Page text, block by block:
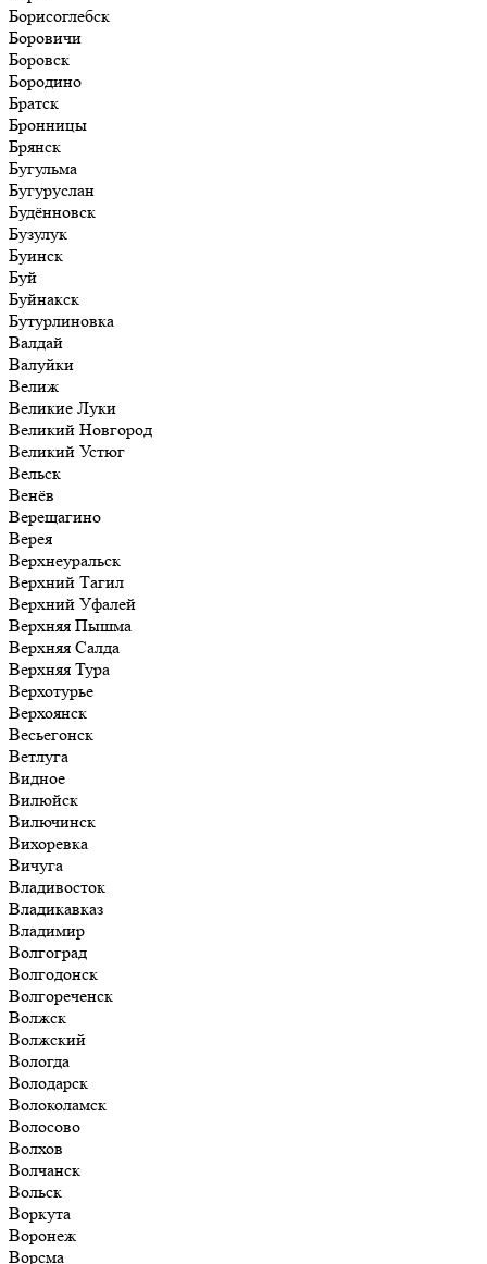
Борисоглебск
Боровичи
Боровск
Бородино
Братск
Бронницы
Брянск
Бугульма
Бугуруслан
Будённовск
Бузулук
Буинск
Буй
Буйнакск
Бутурлиновка
Валдай
Валуйки
Велиж
Великие Луки
Великий Новгород
Великий Устюг
Вельск
Венёв
Верещагино
Верея
Верхнеуральск
Верхний Тагил
Верхний Уфалей
Верхняя Пышма
Верхняя Салда
Верхняя Тура
Верхотурье
Верхоянск
Весьегонск
Ветлуга
Видное
Вилюйск
Вилючинск
Вихоревка
Вичуга
Владивосток
Владикавказ
Владимир
Волгоград
Волгодонск
Волгореченск
Волжск
Волжский
Вологда
Володарск
Волоколамск
Волосово
Волхов
Волчанск
Вольск
Воркута
Воронеж
Ворсма